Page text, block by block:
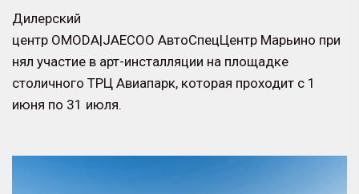
Дилерский
центр OMODA|JAECOO АвтоСпецЦентр Марьино при
нял участие в арт-инсталляции на площадке
столичного ТРЦ Авиапарк, которая проходит с 1
июня по 31 июля.